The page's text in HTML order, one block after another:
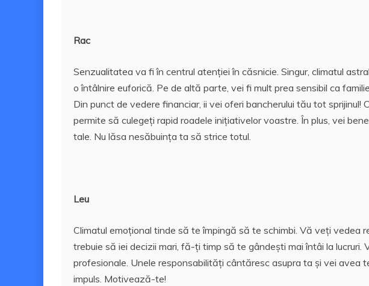
Rac
Senzualitatea va fi în centrul atenției în căsnicie. Singur, climatul
o întâlnire euforică. Pe de altă parte, vei fi mult prea sensibil ca
Din punct de vedere financiar, ii vei oferi bancherului tău tot sprijinul!
permite să culegeți rapid roadele inițiativelor voastre. În plus, vei
tale. Nu lăsa nesăbuința ta să strice totul.
Leu
Climatul emoțional tinde să te împingă să te schimbi. Vă veți vedea
trebuie să iei decizii mari, fă-ți timp să te gândești mai întâi la lucruri.
profesionale. Unele responsabilități cântăresc asupra ta și vei avea
impuls. Motivează-te!